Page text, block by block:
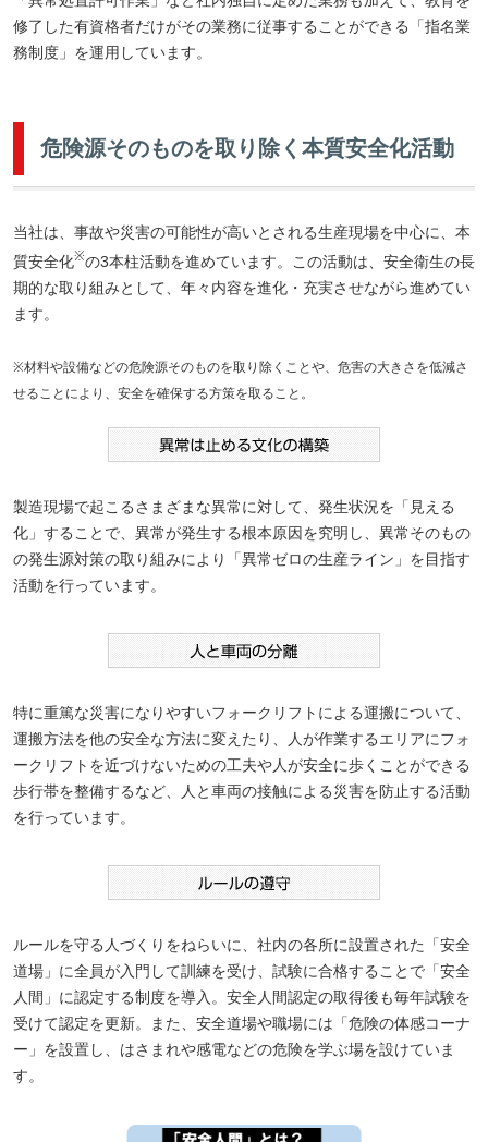
修了した有資格者だけがその業務に従事することができる「指名業
務制度」を運用しています。
危険源そのものを取り除く本質安全化活動
当社は、事故や災害の可能性が高いとされる生産現場を中心に、本
質安全化※の3本柱活動を進めています。この活動は、安全衛生の長
期的な取り組みとして、年々内容を進化・充実させながら進めてい
ます。
※材料や設備などの危険源そのものを取り除くことや、危害の大きさを低減さ
せることにより、安全を確保する方策を取ること。
製造現場で起こるさまざまな異常に対して、発生状況を「見える
化」することで、異常が発生する根本原因を究明し、異常そのもの
の発生源対策の取り組みにより「異常ゼロの生産ライン」を目指す
活動を行っています。
特に重篤な災害になりやすいフォークリフトによる運搬について、
運搬方法を他の安全な方法に変えたり、人が作業するエリアにフォ
ークリフトを近づけないための工夫や人が安全に歩くことができる
歩行帯を整備するなど、人と車両の接触による災害を防止する活動
を行っています。
ルールを守る人づくりをねらいに、社内の各所に設置された「安全
道場」に全員が入門して訓練を受け、試験に合格することで「安全
人間」に認定する制度を導入。安全人間認定の取得後も毎年試験を
受けて認定を更新。また、安全道場や職場には「危険の体感コーナ
ー」を設置し、はさまれや感電などの危険を学ぶ場を設けていま
す。